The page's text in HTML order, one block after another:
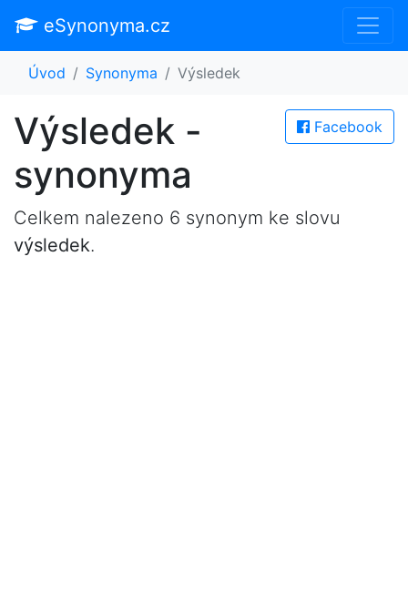
eSynonyma.cz
Úvod Synonyma Výsledek
Facebook
Výsledek -
synonyma
Celkem nalezeno 6 synonym ke slovu
výsledek.